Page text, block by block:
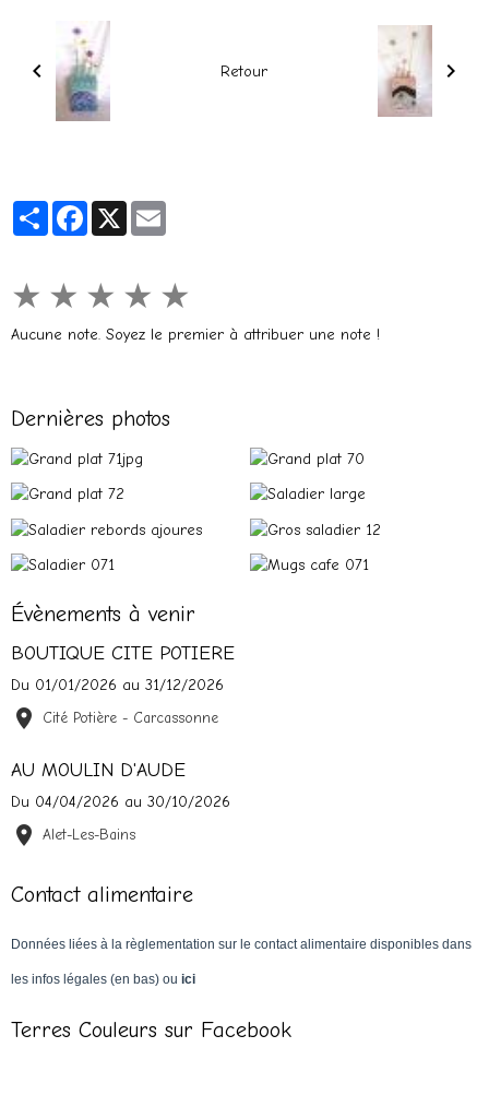
Retour
PartagerFacebook
X
★ ★ ★ ★ ★
Aucune note. Soyez le premier à attribuer une note !
Dernières photos
Évènements à venir
BOUTIQUE CITE POTIERE
Du 01/01/2026 au 31/12/2026
Cité Potière - Carcassonne
AU MOULIN D'AUDE
Du 04/04/2026 au 30/10/2026
Alet-Les-Bains
Contact alimentaire
Données liées à la règlementation sur le contact alimentaire disponibles dans
les infos légales (en bas) ou ici
Terres Couleurs sur Facebook